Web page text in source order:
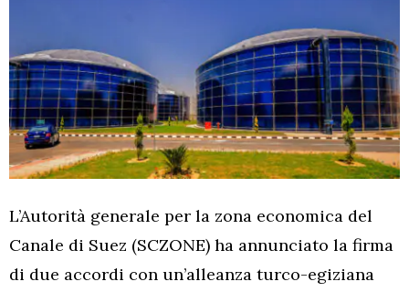
L’Autorità generale per la zona economica del
Canale di Suez (SCZONE) ha annunciato la firma
di due accordi con un’alleanza turco-egiziana